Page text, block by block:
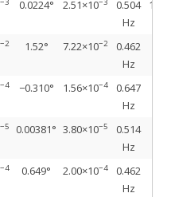
0.0224° 2.51×10
0.504
Hz
−2 1.52° 7.22×10−2
0.462
Hz
−4 −0.310° 1.56×10−4
0.647
Hz
−5 0.00381° 3.80×10−5
0.514
Hz
−4 0.649° 2.00×10−4
0.462
Hz